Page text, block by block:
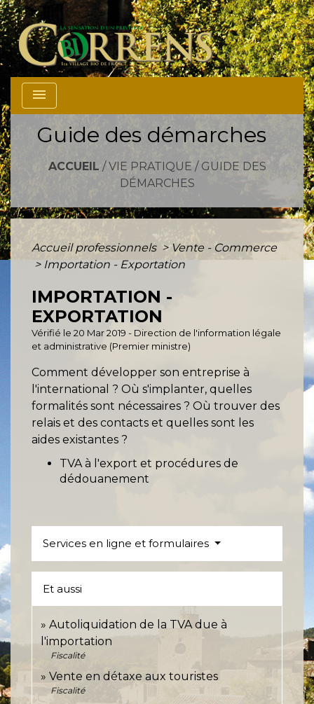
menu
Guide des démarches
ACCUEIL / VIE PRATIQUE / GUIDE DES
DÉMARCHES
Accueil professionnels > Vente - Commerce
> Importation - Exportation
IMPORTATION -
EXPORTATION
Vérifié le 20 Mar 2019 - Direction de l'information légale
et administrative (Premier ministre)
Comment développer son entreprise à
l'international ? Où s'implanter, quelles
formalités sont nécessaires ? Où trouver des
relais et des contacts et quelles sont les
aides existantes ?
TVA à l'export et procédures de
dédouanement
Services en ligne et formulaires
Et aussi
Autoliquidation de la TVA due à
l'importation
Fiscalité
Vente en détaxe aux touristes
Fiscalité